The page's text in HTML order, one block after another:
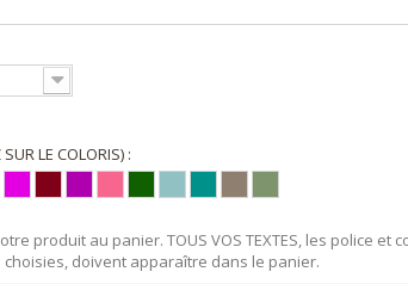
LE COLORIS) :
produit au panier. TOUS VOS TEXTES, les police et
choisies, doivent apparaître dans le panier.